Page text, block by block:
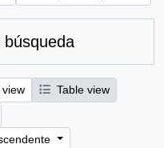
búsqueda
Table view